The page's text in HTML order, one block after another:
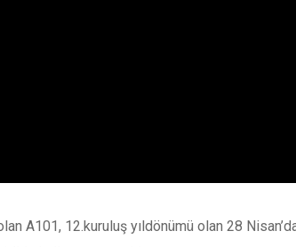
A101, 12.kuruluş yıldönümü olan 28